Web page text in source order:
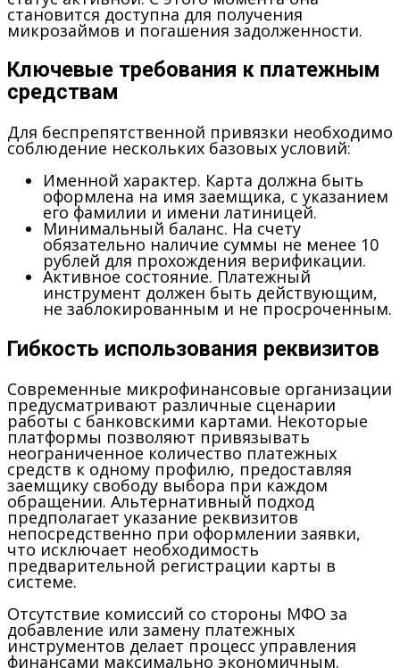
становится доступна для получения
микрозаймов и погашения задолженности.
Ключевые требования к платежным
средствам
Для беспрепятственной привязки необходимо
соблюдение нескольких базовых условий:
Именной характер. Карта должна быть
оформлена на имя заемщика, с указанием
его фамилии и имени латиницей.
Минимальный баланс. На счету
обязательно наличие суммы не менее 10
рублей для прохождения верификации.
Активное состояние. Платежный
инструмент должен быть действующим,
не заблокированным и не просроченным.
Гибкость использования реквизитов
Современные микрофинансовые организации
предусматривают различные сценарии
работы с банковскими картами. Некоторые
платформы позволяют привязывать
неограниченное количество платежных
средств к одному профилю, предоставляя
заемщику свободу выбора при каждом
обращении. Альтернативный подход
предполагает указание реквизитов
непосредственно при оформлении заявки,
что исключает необходимость
предварительной регистрации карты в
системе.
Отсутствие комиссий со стороны МФО за
добавление или замену платежных
инструментов делает процесс управления
финансами максимально экономичным.